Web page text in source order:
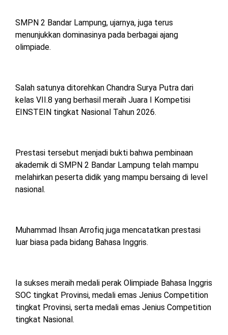
SMPN 2 Bandar Lampung, ujarnya, juga terus
menunjukkan dominasinya pada berbagai ajang
olimpiade.
Salah satunya ditorehkan Chandra Surya Putra dari
kelas VII.8 yang berhasil meraih Juara I Kompetisi
EINSTEIN tingkat Nasional Tahun 2026.
Prestasi tersebut menjadi bukti bahwa pembinaan
akademik di SMPN 2 Bandar Lampung telah mampu
melahirkan peserta didik yang mampu bersaing di level
nasional.
Muhammad Ihsan Arrofiq juga mencatatkan prestasi
luar biasa pada bidang Bahasa Inggris.
Ia sukses meraih medali perak Olimpiade Bahasa Inggris
SOC tingkat Provinsi, medali emas Jenius Competition
tingkat Provinsi, serta medali emas Jenius Competition
tingkat Nasional.